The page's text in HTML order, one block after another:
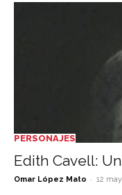
PERSONAJES
Edith Cavell:
Omar López Mato - 12